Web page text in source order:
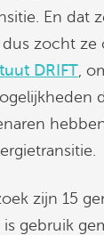
En dat
dus zocht
DRIFT,
zijn 15
gebruik